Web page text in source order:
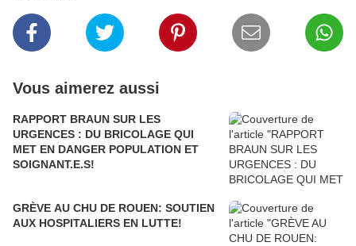
Vous aimerez aussi
RAPPORT BRAUN SUR LES
URGENCES : DU BRICOLAGE QUI
MET EN DANGER POPULATION ET
SOIGNANT.E.S!
GRÈVE AU CHU DE ROUEN: SOUTIEN
AUX HOSPITALIERS EN LUTTE!